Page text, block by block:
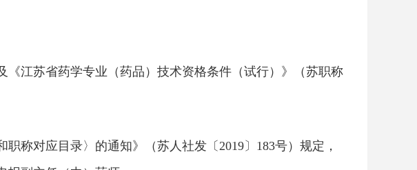
《江苏省药学专业（药品）技术资格条件（试行）》（苏职称
称对应目录〉的通知》（苏人社发〔2019〕183号）规定，